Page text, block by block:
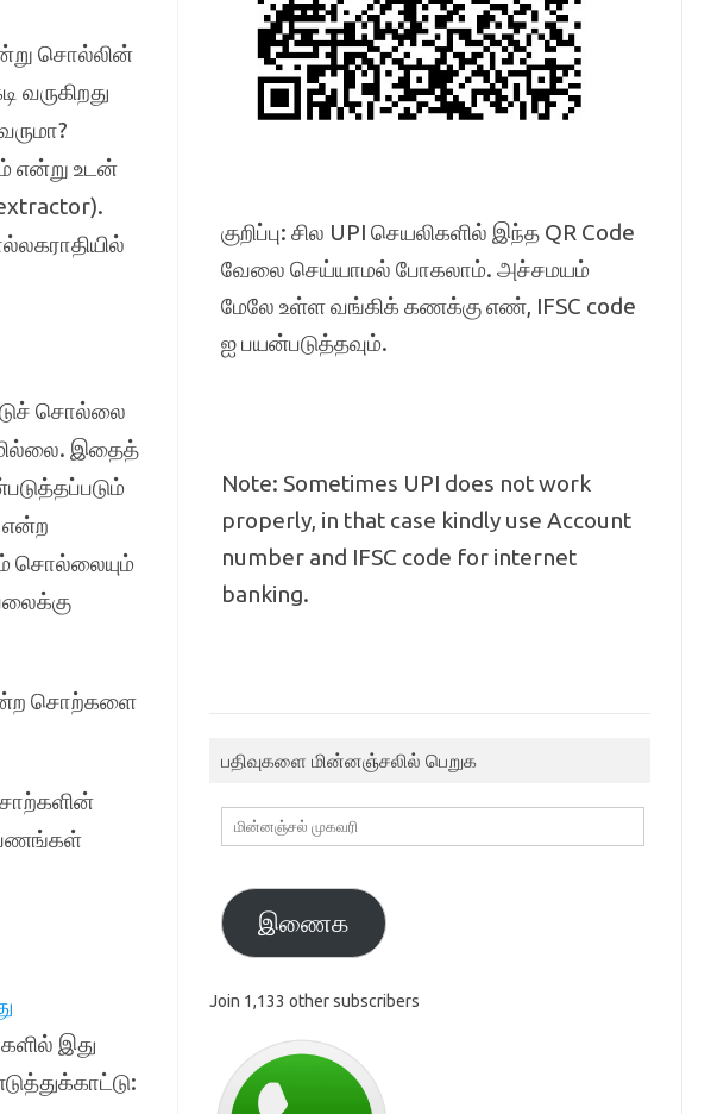
சொல்லின்
என்று உடன்
சொல்லை
இதைத்
என்ற
சொல்லையும்
என்ற சொற்களை
இது
குறிப்பு: சில UPI செயலிகளில் இந்த QR Code
வேலை செய்யாமல் போகலாம். அச்சமயம்
மேலே உள்ள வங்கிக் கணக்கு எண், IFSC code
ஐ பயன்படுத்தவும்.
Note: Sometimes UPI does not work
properly, in that case kindly use Account
number and IFSC code for internet
banking.
பதிவுகளை மின்னஞ்சலில் பெறுக
மின்னஞ்சல்
முகவரி
இணைக
Join 1,133 other subscribers